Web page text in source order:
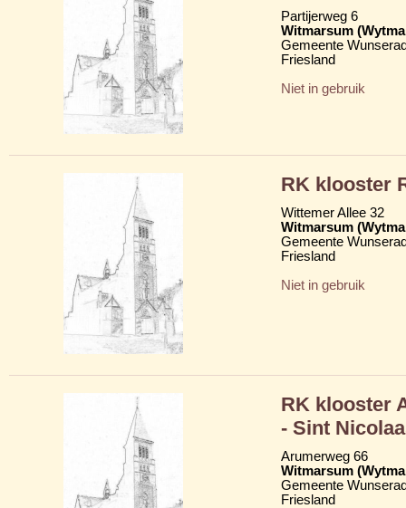
Partijerweg 6
Witmarsum
Gemeente
Friesland
Niet in gebruik
RK klooster
Wittemer Allee 32
Witmarsum
Gemeente
Friesland
Niet in gebruik
RK klooster
- Sint
Arumerweg 66
Witmarsum
Gemeente
Friesland